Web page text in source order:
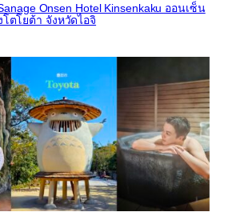
Onsen Hotel Kinsenkaku ออนเซ็น
ตโยต้า จังหวัดไอจิ